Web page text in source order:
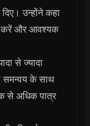
उन्होंने कहा
करें और आवश्यक
से ज्यादा
समन्वय के साथ
से अधिक पात्र